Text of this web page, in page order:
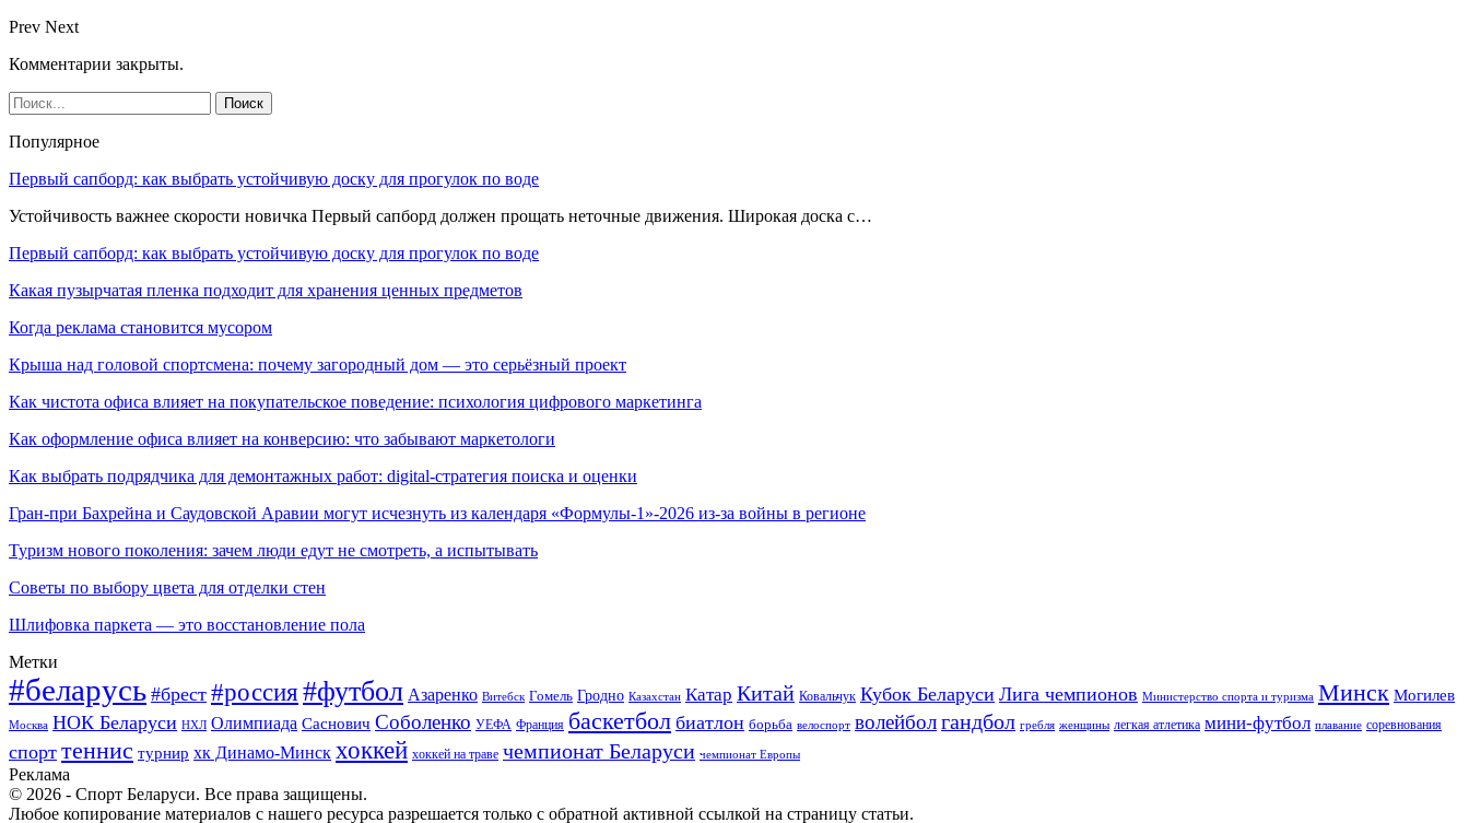
Prev Next
Комментарии закрыты.
Популярное
Первый сапборд: как выбрать устойчивую доску для прогулок по воде
Устойчивость важнее скорости новичка Первый сапборд должен прощать неточные движения. Широкая доска с…
Первый сапборд: как выбрать устойчивую доску для прогулок по воде
Какая пузырчатая пленка подходит для хранения ценных предметов
Когда реклама становится мусором
Крыша над головой спортсмена: почему загородный дом — это серьёзный проект
Как чистота офиса влияет на покупательское поведение: психология цифрового маркетинга
Как оформление офиса влияет на конверсию: что забывают маркетологи
Как выбрать подрядчика для демонтажных работ: digital-стратегия поиска и оценки
Гран-при Бахрейна и Саудовской Аравии могут исчезнуть из календаря «Формулы-1»-2026 из-за войны в регионе
Туризм нового поколения: зачем люди едут не смотреть, а испытывать
Советы по выбору цвета для отделки стен
Шлифовка паркета — это восстановление пола
Метки
#беларусь #брест #россия#футбол Азаренко Витебск Гомель Гродно Казахстан Катар Китай Ковальчук Кубок Беларуси Лига чемпионов Министерство спорта и туризма Минск Могилев
Москва НОК Беларуси НХЛ Олимпиада Саснович Соболенко УЕФА Франция баскетбол биатлон борьба велоспорт волейболгандбол гребля женщины легкая атлетика мини-футбол плавание соревнования
спорт теннис турнир хк Динамо-Минск хоккей хоккей на траве чемпионат Беларуси чемпионат Европы
Реклама
© 2026 - Спорт Беларуси. Все права защищены.
Любое копирование материалов с нашего ресурса разрешается только с обратной активной ссылкой на страницу статьи.